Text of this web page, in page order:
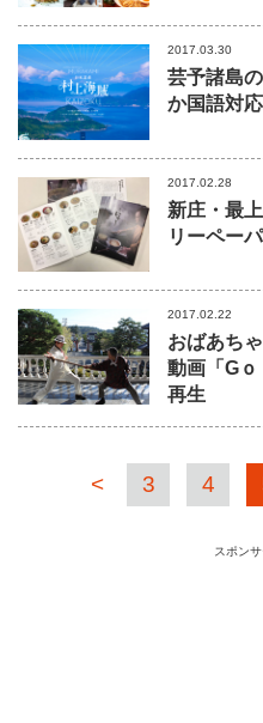
2017.03.30
芸予諸島
か国語対
2017.02.28
新庄・最
リーペー
2017.02.22
おばあち
動画「G
再生
< 3 4
スポン